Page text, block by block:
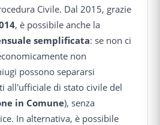
Civile. Dal 2015, grazie
, è possibile anche la
semplificata: se non ci
non
possono separarsi
all'ufficiale di stato civile del
in Comune), senza
In alternativa, è possibile